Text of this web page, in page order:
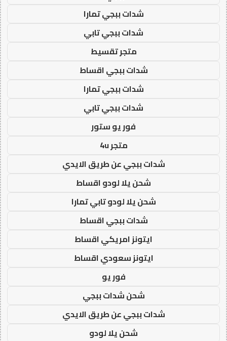
شدات ببجي تمارا
شدات ببجي تابي
متجر تقسيط
شدات ببجي اقساط
شدات ببجي تمارا
شدات ببجي تابي
فور يو ستور
متجر 4u
شدات ببجي عن طريق الايدي
شحن يلا لودو اقساط
شحن يلا لودو تابي تمارا
شدات ببجي اقساط
ايتونز امريكي اقساط
ايتونز سعودي اقساط
فور يو
شحن شدات ببجي
شدات ببجي عن طريق الايدي
شحن يلا لودو